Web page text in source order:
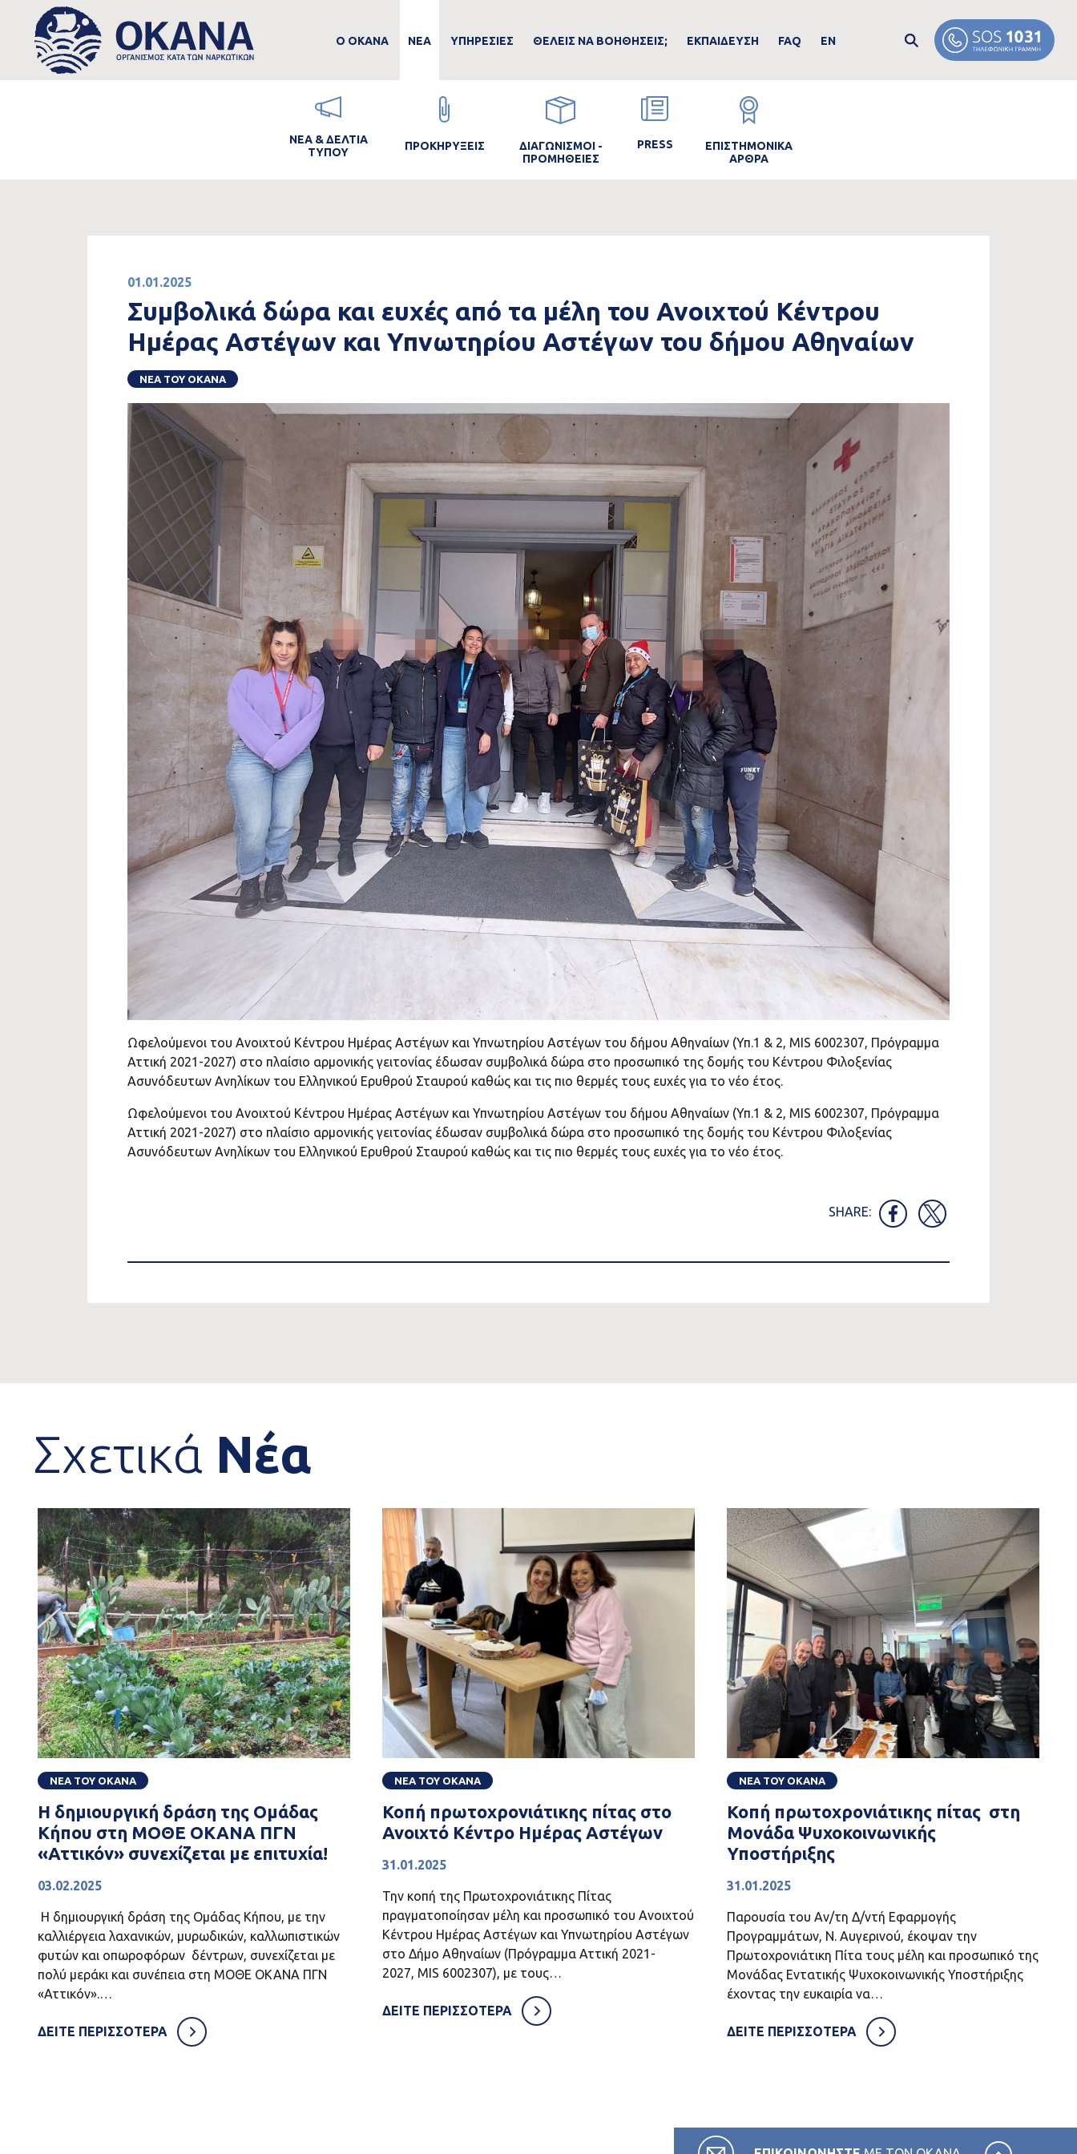
Skip to main content
Main
navigation
Ο ΟΚΑΝΑ ΝΕΑ ΥΠΗΡΕΣΙΕΣ ΘΕΛΕΙΣ ΝΑ ΒΟΗΘΗΣΕΙΣ; ΕΚΠΑΙΔΕΥΣΗ FAQ EN
ΝΕΑ & ΔΕΛΤΙΑ
ΤΥΠΟΥ
ΠΡΟΚΗΡΥΞΕΙΣ
Image
ΔΙΑΓΩΝΙΣΜΟΙ -
ΠΡΟΜΗΘΕΙΕΣ
Image
PRESS
ΕΠΙΣΤΗΜΟΝΙΚΑ
ΑΡΘΡΑ
01.01.2025
Συμβολικά δώρα και ευχές από τα μέλη του Ανοιχτού Κέντρου
Ημέρας Αστέγων και Υπνωτηρίου Αστέγων του δήμου Αθηναίων
ΝΕΑ ΤΟΥ ΟΚΑΝΑ
Ωφελούμενοι του Ανοιχτού Κέντρου Ημέρας Αστέγων και Υπνωτηρίου Αστέγων του δήμου Αθηναίων (Υπ.1 & 2, MIS 6002307, Πρόγραμμα
Αττική 2021-2027) στο πλαίσιο αρμονικής γειτονίας έδωσαν συμβολικά δώρα στο προσωπικό της δομής του Κέντρου Φιλοξενίας
Ασυνόδευτων Ανηλίκων του Ελληνικού Ερυθρού Σταυρού καθώς και τις πιο θερμές τους ευχές για το νέο έτος.
Ωφελούμενοι του Ανοιχτού Κέντρου Ημέρας Αστέγων και Υπνωτηρίου Αστέγων του δήμου Αθηναίων (Υπ.1 & 2, MIS 6002307, Πρόγραμμα
Αττική 2021-2027) στο πλαίσιο αρμονικής γειτονίας έδωσαν συμβολικά δώρα στο προσωπικό της δομής του Κέντρου Φιλοξενίας
Ασυνόδευτων Ανηλίκων του Ελληνικού Ερυθρού Σταυρού καθώς και τις πιο θερμές τους ευχές για το νέο έτος.
SHARE:
Σχετικά Νέα
ΝΕΑ ΤΟΥ ΟΚΑΝΑ
Η δημιουργική δράση της Ομάδας
Κήπου στη ΜΟΘΕ ΟΚΑΝΑ ΠΓΝ
«Αττικόν» συνεχίζεται με επιτυχία!
03.02.2025
Η δημιουργική δράση της Ομάδας Κήπου, με την
καλλιέργεια λαχανικών, μυρωδικών, καλλωπιστικών
φυτών και οπωροφόρων δέντρων, συνεχίζεται με
πολύ μεράκι και συνέπεια στη ΜΟΘΕ ΟΚΑΝΑ ΠΓΝ
«Αττικόν».…
ΔΕΙΤΕ ΠΕΡΙΣΣΟΤΕΡΑ
ΝΕΑ ΤΟΥ ΟΚΑΝΑ
Κοπή πρωτοχρονιάτικης πίτας στο
Ανοιχτό Κέντρο Ημέρας Αστέγων
31.01.2025
Την κοπή της Πρωτοχρονιάτικης Πίτας
πραγματοποίησαν μέλη και προσωπικό του Ανοιχτού
Κέντρου Ημέρας Αστέγων και Υπνωτηρίου Αστέγων
στο Δήμο Αθηναίων (Πρόγραμμα Αττική 2021-
2027, MIS 6002307), με τους…
ΔΕΙΤΕ ΠΕΡΙΣΣΟΤΕΡΑ
ΝΕΑ ΤΟΥ ΟΚΑΝΑ
Κοπή πρωτοχρονιάτικης πίτας στη
Μονάδα Ψυχοκοινωνικής
Υποστήριξης
31.01.2025
Παρουσία του Αν/τη Δ/ντή Εφαρμογής
Προγραμμάτων, Ν. Αυγερινού, έκοψαν την
Πρωτοχρονιάτικη Πίτα τους μέλη και προσωπικό της
Μονάδας Εντατικής Ψυχοκοινωνικής Υποστήριξης
έχοντας την ευκαιρία να…
ΔΕΙΤΕ ΠΕΡΙΣΣΟΤΕΡΑ